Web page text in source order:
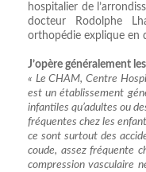
hospitalier de
docteur Rodolphe
orthopédie explique en
J’opère généralement
« Le CHAM, Centre
est un établissement
infantiles qu’adultes ou
fréquentes chez les
ce sont surtout des
coude, assez fréquente
compression vasculaire